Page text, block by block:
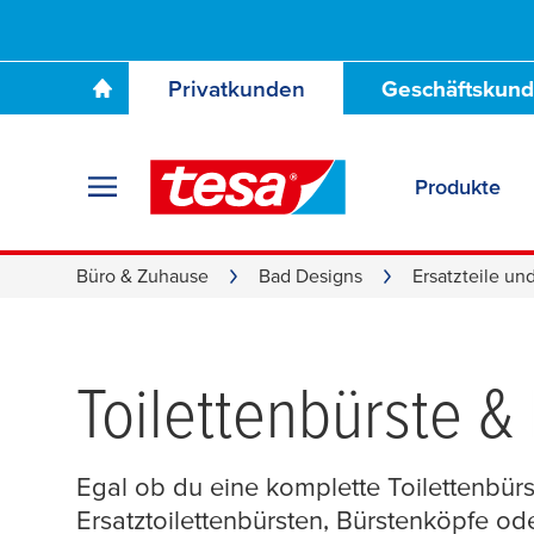
Privatkunden
Produkte
Büro & Zuhause Bad Designs Ersatzteile
Toilettenbürste
Egal ob du eine komplette
Ersatztoilettenbürsten, Bürstenköpfe